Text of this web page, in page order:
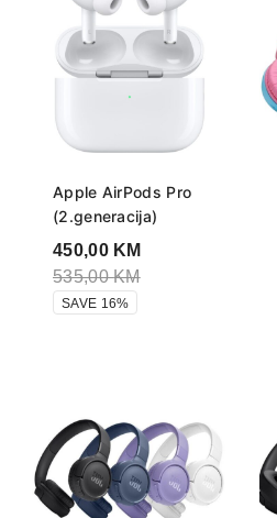
Apple AirPods Pro
(2.generacija)
450,00 KM
535,00KM
SAVE 16%